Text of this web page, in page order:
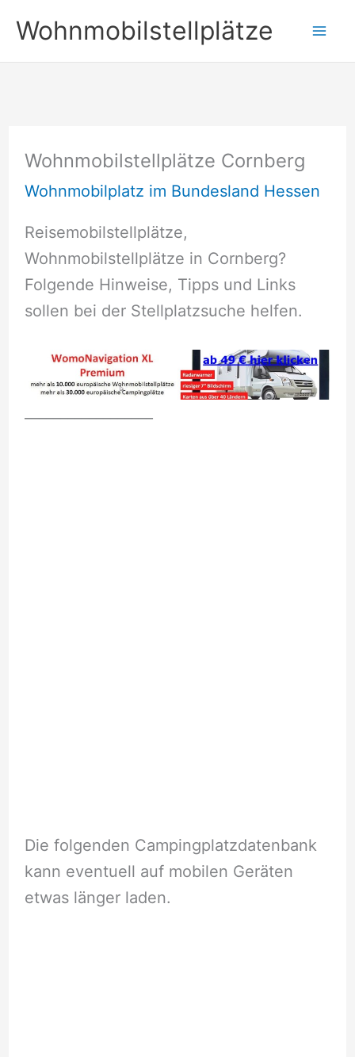
Inhalt
springen
Wohnmobilstellplätze
Wohnmobilstellplätze Cornberg
Wohnmobilplatz im Bundesland Hessen
Reisemobilstellplätze,
Wohnmobilstellplätze in Cornberg?
Folgende Hinweise, Tipps und Links
sollen bei der Stellplatzsuche helfen.
Die folgenden Campingplatzdatenbank
kann eventuell auf mobilen Geräten
etwas länger laden.